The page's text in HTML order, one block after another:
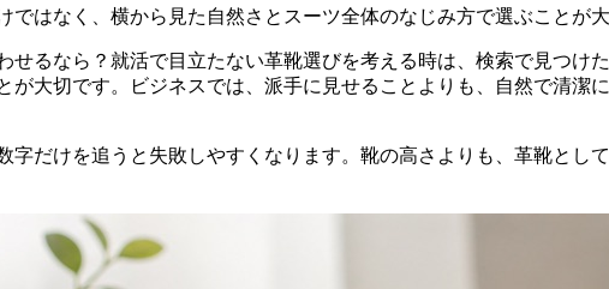
はなく、横から見た自然さとスーツ全体のなじみ方で選ぶことが大
せるなら？就活で目立たない革靴選びを考える時は、検索で見つ
大切です。ビジネスでは、派手に見せることよりも、自然で清潔
字だけを追うと失敗しやすくなります。靴の高さよりも、革靴とし